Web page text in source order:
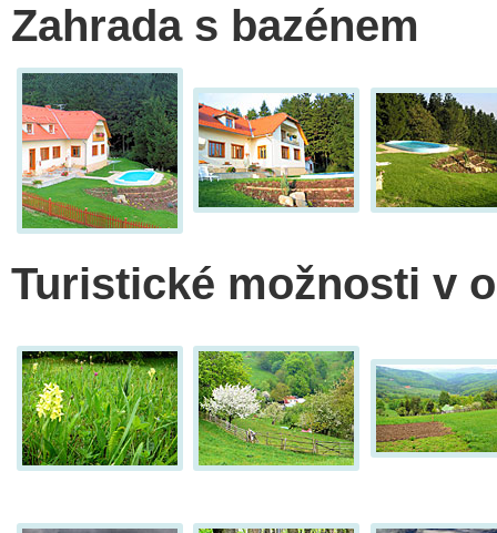
Zahrada s bazénem
Turistické možnosti v